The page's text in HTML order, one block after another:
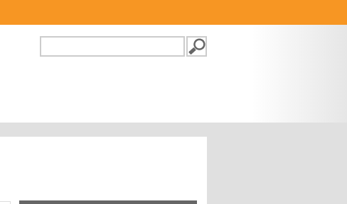
FORMULAIRE DE